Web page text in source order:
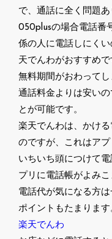
で、通話に全く問題
050plusの場合電話番
係の人に電話しにく
天でんわがおすすめで
無料期間がおわって
通話料金よりは安い
とが可能です。
楽天でんわは、かけ
のですが、これはア
いちいち頭につけて
プリに電話帳がよみ
電話代が気になる方
ポイントもたまります
楽天でんわ